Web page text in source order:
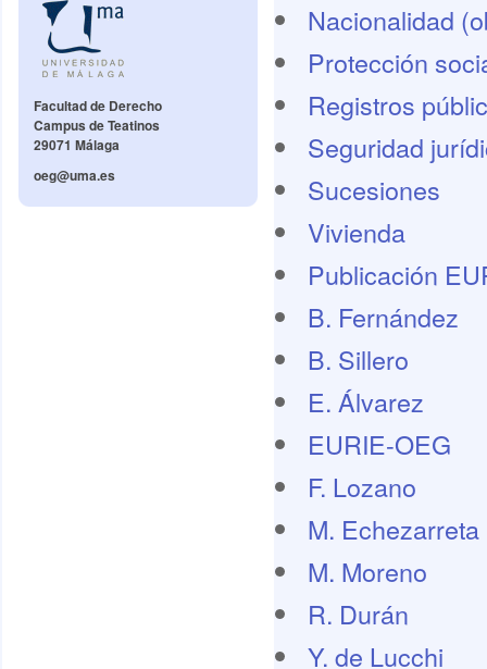
Facultad de Derecho
Campus de Teatinos
29071 Málaga
oeg@uma.es
Nacionalidad
Protección
Registros
Seguridad
Sucesiones
Vivienda
Publicación
B. Fernández
B. Sillero
E. Álvarez
EURIE-OEG
F. Lozano
M. Echezarreta
M. Moreno
R. Durán
Y. de Lucchi